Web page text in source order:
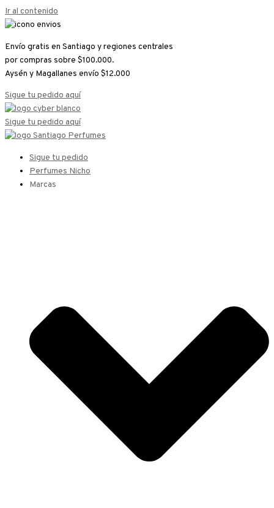
Ir al contenido
Envío gratis en Santiago y regiones centrales
por compras sobre $100.000.
Aysén y Magallanes envío $12.000
Sigue tu pedido aquí
Sigue tu pedido aquí
Sigue tu pedido
Perfumes Nicho
Marcas